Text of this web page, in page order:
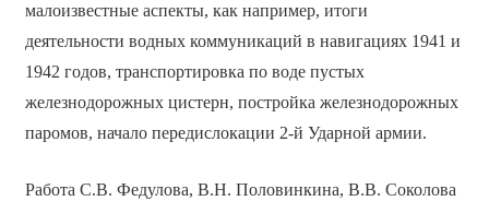
малоизвестные аспекты, как например, итоги
деятельности водных коммуникаций в навигациях 1941 и
1942 годов, транспортировка по воде пустых
железнодорожных цистерн, постройка железнодорожных
паромов, начало передислокации 2-й Ударной армии.
Работа С.В. Федулова, В.Н. Половинкина, В.В. Соколова